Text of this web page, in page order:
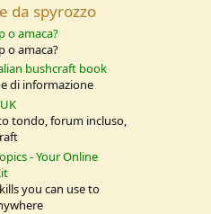
da spyrozzo
icon
o amaca?
o amaca?
icon
bushcraft book
di informazione
icon
tondo, forum incluso,
- Your Online
you can use to